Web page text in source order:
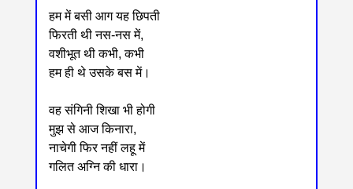
हम में बसी आग यह छिपती
फिरती थी नस-नस में,
वशीभूत थी कभी, कभी
हम ही थे उसके बस में।
वह संगिनी शिखा भी होगी
मुझ से आज किनारा,
नाचेगी फिर नहीं लहू में
गलित अग्नि की धारा।